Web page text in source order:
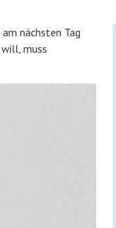
nächsten Tag
muss